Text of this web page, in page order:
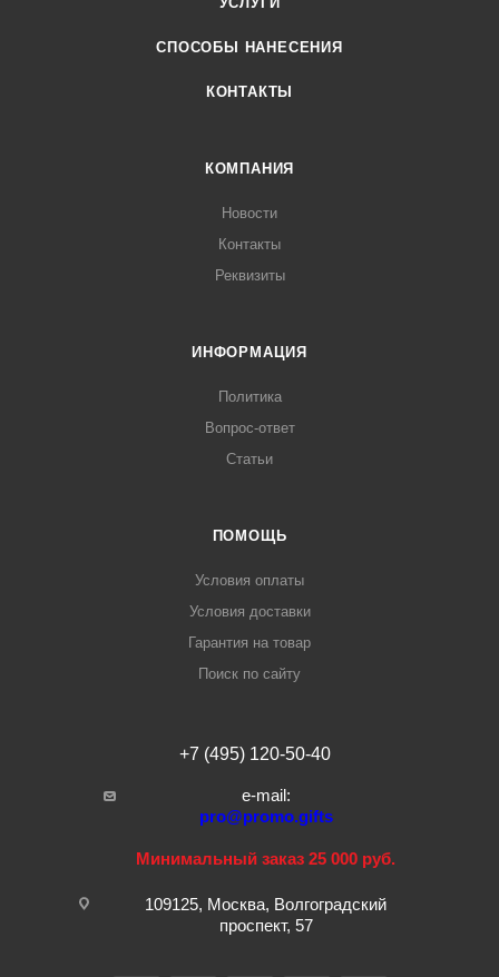
СПОСОБЫ НАНЕСЕНИЯ
КОНТАКТЫ
КОМПАНИЯ
Новости
Контакты
Реквизиты
ИНФОРМАЦИЯ
Политика
Вопрос-ответ
Статьи
ПОМОЩЬ
Условия оплаты
Условия доставки
Гарантия на товар
Поиск по сайту
+7 (495) 120-50-40
e-mail:
pro@promo.gifts
Минимальный заказ 25 000 руб.
109125, Москва, Волгоградский
проспект, 57